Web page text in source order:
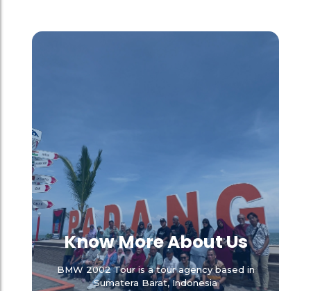
Know More About Us
BMW 2002 Tour is a tour agency based in
Sumatera Barat, Indonesia